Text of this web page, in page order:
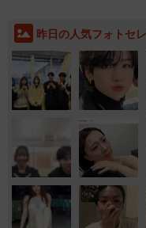
昨日の人気フォトセ